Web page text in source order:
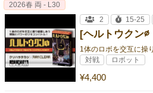
[ヘルトウクン
¥4,400
2026春 両 - L30
2
15-25
対戦 ロボット